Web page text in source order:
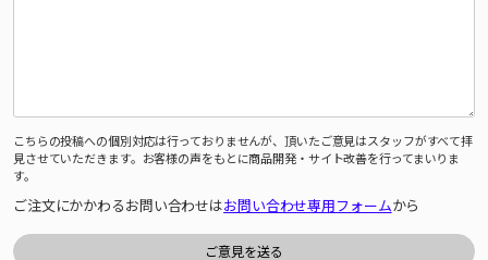
こちらの投稿への個別対応は行っておりませんが、頂いたご意見はスタッフがすべて拝
見させていただきます。お客様の声をもとに商品開発・サイト改善を行ってまいりま
す。
ご注文にかかわるお問い合わせはお問い合わせ専用フォームから